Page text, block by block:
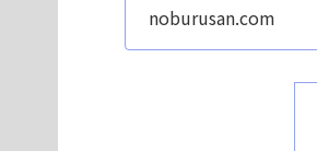
noburusan.com